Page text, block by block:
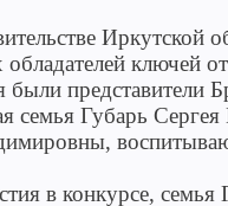
Иркутской
обладателей ключей
были представители
семья Губарь
в конкурсе, семья